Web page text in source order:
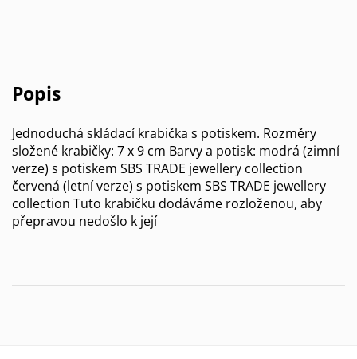
Popis
Jednoduchá skládací krabička s potiskem. Rozměry
složené krabičky: 7 x 9 cm Barvy a potisk: modrá (zimní
verze) s potiskem SBS TRADE jewellery collection
červená (letní verze) s potiskem SBS TRADE jewellery
collection Tuto krabičku dodáváme rozloženou, aby
přepravou nedošlo k její